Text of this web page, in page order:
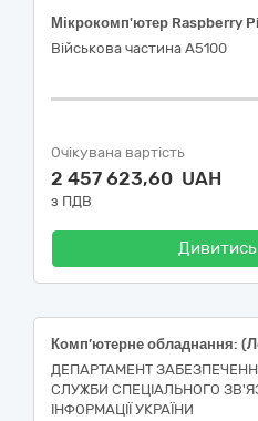
Військова частина А5100
Очікувана вартість
2 457 623,60 UAH
з ПДВ
Дивитись
ДЕПАРТАМЕНТ
СЛУЖБИ СПЕЦІАЛЬНОГО
ІНФОРМАЦІЇ УКРАЇНИ